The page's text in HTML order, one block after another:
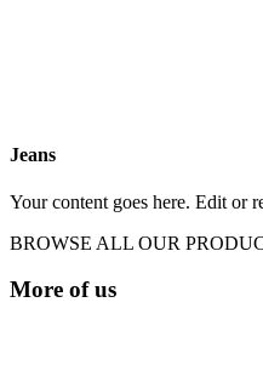
Jeans
Your content goes here. Edit or
BROWSE ALL OUR
More of us